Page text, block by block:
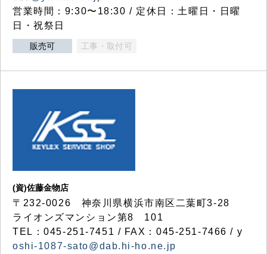
営業時間：9:30〜18:30 / 定休日：土曜日・日曜
日・祝祭日
販売可 工事・取付可
(資)佐藤金物店
〒232-0026 神奈川県横浜市南区二葉町3-28
ライオンズマンション第8 101
TEL：045-251-7451 / FAX：045-251-7466 / y
oshi-1087-sato@dab.hi-ho.ne.jp